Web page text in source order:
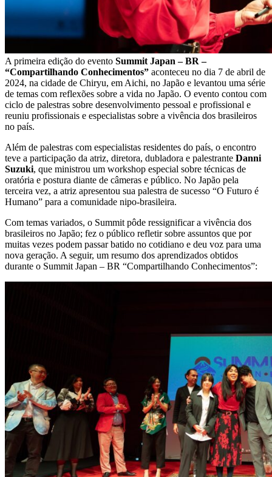
A primeira edição do evento Summit Japan – BR –
“Compartilhando Conhecimentos” aconteceu no dia 7 de abril de
2024, na cidade de Chiryu, em Aichi, no Japão e levantou uma série
de temas com reflexões sobre a vida no Japão. O evento contou com
ciclo de palestras sobre desenvolvimento pessoal e profissional e
reuniu profissionais e especialistas sobre a vivência dos brasileiros
no país.
Além de palestras com especialistas residentes do país, o encontro
teve a participação da atriz, diretora, dubladora e palestrante Danni
Suzuki, que ministrou um workshop especial sobre técnicas de
oratória e postura diante de câmeras e público. No Japão pela
terceira vez, a atriz apresentou sua palestra de sucesso “O Futuro é
Humano” para a comunidade nipo-brasileira.
Com temas variados, o Summit pôde ressignificar a vivência dos
brasileiros no Japão; fez o público refletir sobre assuntos que por
muitas vezes podem passar batido no cotidiano e deu voz para uma
nova geração. A seguir, um resumo dos aprendizados obtidos
durante o Summit Japan – BR “Compartilhando Conhecimentos”: